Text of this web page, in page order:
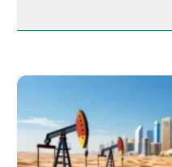
composition de
implications […]